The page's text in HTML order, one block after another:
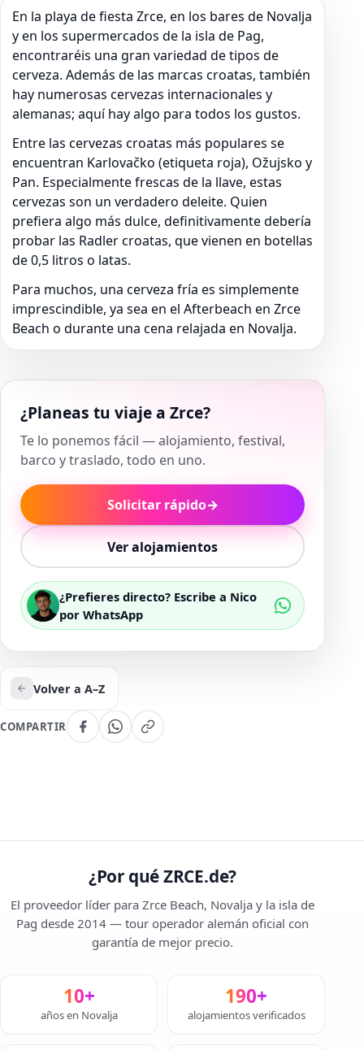
En la playa de fiesta Zrce, en los bares de Novalja
y en los supermercados de la isla de Pag,
encontraréis una gran variedad de tipos de
cerveza. Además de las marcas croatas, también
hay numerosas cervezas internacionales y
alemanas; aquí hay algo para todos los gustos.
Entre las cervezas croatas más populares se
encuentran Karlovačko (etiqueta roja), Ožujsko y
Pan. Especialmente frescas de la llave, estas
cervezas son un verdadero deleite. Quien
prefiera algo más dulce, definitivamente debería
probar las Radler croatas, que vienen en botellas
de 0,5 litros o latas.
Para muchos, una cerveza fría es simplemente
imprescindible, ya sea en el Afterbeach en Zrce
Beach o durante una cena relajada en Novalja.
¿Planeas tu viaje a Zrce?
Te lo ponemos fácil — alojamiento, festival,
barco y traslado, todo en uno.
Solicitar rápido→
Ver alojamientos
¿Prefieres directo? Escribe a Nico
por WhatsApp
Volver a A–Z
COMPARTIR
¿Por qué ZRCE.de?
El proveedor líder para Zrce Beach, Novalja y la isla de
Pag desde 2014 — tour operador alemán oficial con
garantía de mejor precio.
10+
años en Novalja
190+
alojamientos verificados